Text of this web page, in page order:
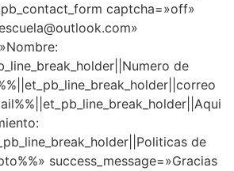
captcha=»off»
de
de
success_message=»Gracias